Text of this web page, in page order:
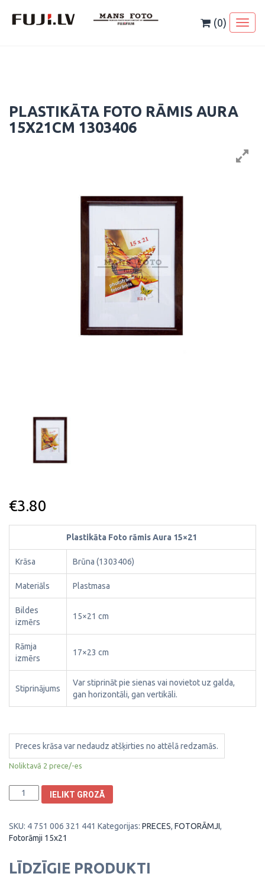
(0)
PLASTIKĀTA FOTO RĀMIS AURA
15X21CM 1303406
€3.80
Plastikāta Foto rāmis Aura 15×21
Krāsa Brūna (1303406)
Materiāls Plastmasa
Bildes
izmērs
15×21 cm
Rāmja
izmērs
17×23 cm
Stiprinājums
Var stiprināt pie sienas vai novietot uz galda,
gan horizontāli, gan vertikāli.
Preces krāsa var nedaudz atšķirties no attēlā redzamās.
Noliktavā 2 prece/-es
Plastikāta
Foto
Aura
15x21cm
daudzums
IELIKT GROZĀ
SKU: 4 751 006 321 441 Kategorijas: PRECES, FOTORĀMJI,
Fotorāmji 15x21
LĪDZĪGIE PRODUKTI